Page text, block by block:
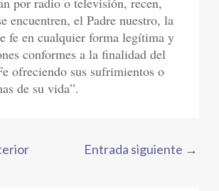
encuentren, el Padre nuestro, la
fe en cualquier forma legítima y
conformes a la finalidad del
ofreciendo sus sufrimientos o
de su vida”.
Entrada siguiente →